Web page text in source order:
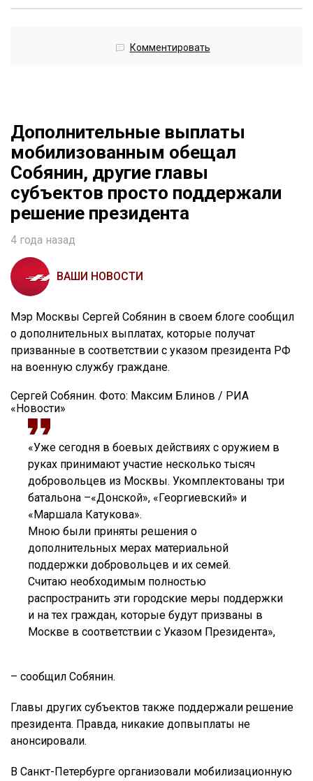
Комментировать
Дополнительные выплаты
мобилизованным обещал
Собянин, другие главы
субъектов просто поддержали
решение президента
4 года назад
ВАШИ НОВОСТИ
Мэр Москвы Сергей Собянин в своем блоге сообщил
о дополнительных выплатах, которые получат
призванные в соответствии с указом президента РФ
на военную службу граждане.
Сергей Собянин. Фото: Максим Блинов / РИА
«Новости»
«Уже сегодня в боевых действиях с оружием в
руках принимают участие несколько тысяч
добровольцев из Москвы. Укомплектованы три
батальона –«Донской», «Георгиевский» и
«Маршала Катукова».
Мною были приняты решения о
дополнительных мерах материальной
поддержки добровольцев и их семей.
Считаю необходимым полностью
распространить эти городские меры поддержки
и на тех граждан, которые будут призваны в
Москве в соответствии с Указом Президента»,
– сообщил Собянин.
Главы других субъектов также поддержали решение
президента. Правда, никакие допвыплаты не
анонсировали.
В Санкт-Петербурге организовали мобилизационную